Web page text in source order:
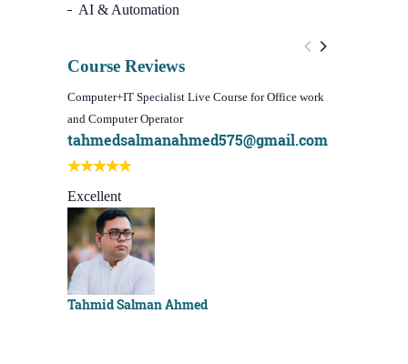
AI & Automation
Course Reviews
Computer+IT Specialist Live Course for Office work
and Computer Operator
tahmedsalmanahmed575@gmail.com
Excellent
Tahmid Salman Ahmed